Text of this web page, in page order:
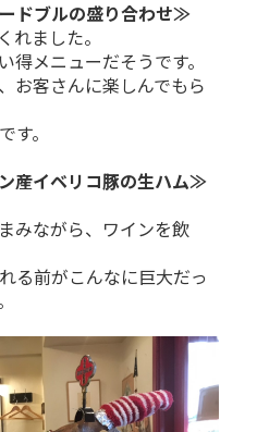
ドブルの盛り合わせ≫
れました。
得メニューだそうです。
お客さんに楽しんでもら
す。
産イベリコ豚の生ハム≫
みながら、ワインを飲
る前がこんなに巨大だっ